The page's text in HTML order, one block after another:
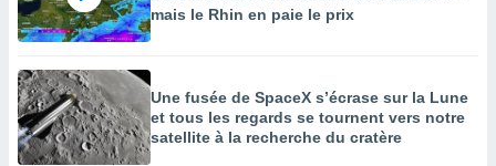
mais le Rhin en paie le prix
Une fusée de SpaceX s’écrase sur la Lune
et tous les regards se tournent vers notre
satellite à la recherche du cratère